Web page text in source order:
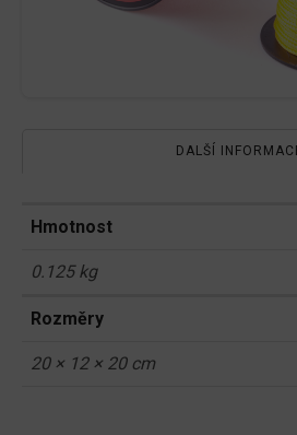
DALŠÍ
Hmotnost
0.125 kg
Rozměry
20 × 12 × 20 cm